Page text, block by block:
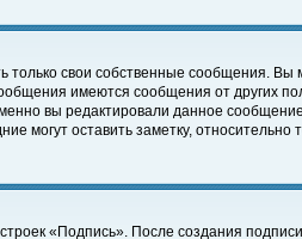
свои собственные сообщения. Вы
имеются сообщения от других
вы редактировали данное
могут оставить заметку,
«Подпись». После создания